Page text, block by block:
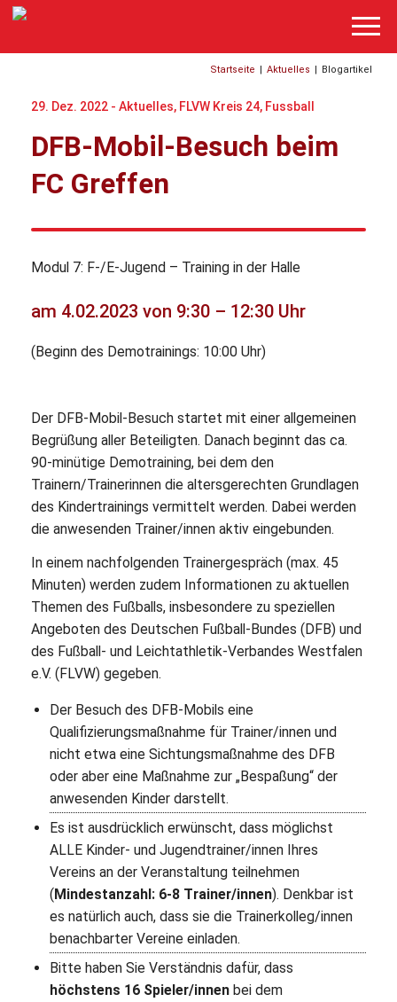
Startseite | Aktuelles | Blogartikel
29. Dez. 2022 - Aktuelles, FLVW Kreis 24, Fussball
DFB-Mobil-Besuch beim
FC Greffen
Modul 7: F-/E-Jugend – Training in der Halle
am 4.02.2023 von 9:30 – 12:30 Uhr
(Beginn des Demotrainings: 10:00 Uhr)
Der DFB-Mobil-Besuch startet mit einer allgemeinen
Begrüßung aller Beteiligten. Danach beginnt das ca.
90-minütige Demotraining, bei dem den
Trainern/Trainerinnen die altersgerechten Grundlagen
des Kindertrainings vermittelt werden. Dabei werden
die anwesenden Trainer/innen aktiv eingebunden.
In einem nachfolgenden Trainergespräch (max. 45
Minuten) werden zudem Informationen zu aktuellen
Themen des Fußballs, insbesondere zu speziellen
Angeboten des Deutschen Fußball-Bundes (DFB) und
des Fußball- und Leichtathletik-Verbandes Westfalen
e.V. (FLVW) gegeben.
Der Besuch des DFB-Mobils eine
Qualifizierungsmaßnahme für Trainer/innen und
nicht etwa eine Sichtungsmaßnahme des DFB
oder aber eine Maßnahme zur „Bespaßung“ der
anwesenden Kinder darstellt.
Es ist ausdrücklich erwünscht, dass möglichst
ALLE Kinder- und Jugendtrainer/innen Ihres
Vereins an der Veranstaltung teilnehmen
(Mindestanzahl: 6-8 Trainer/innen). Denkbar ist
es natürlich auch, dass sie die Trainerkolleg/innen
benachbarter Vereine einladen.
Bitte haben Sie Verständnis dafür, dass
höchstens 16 Spieler/innen bei dem